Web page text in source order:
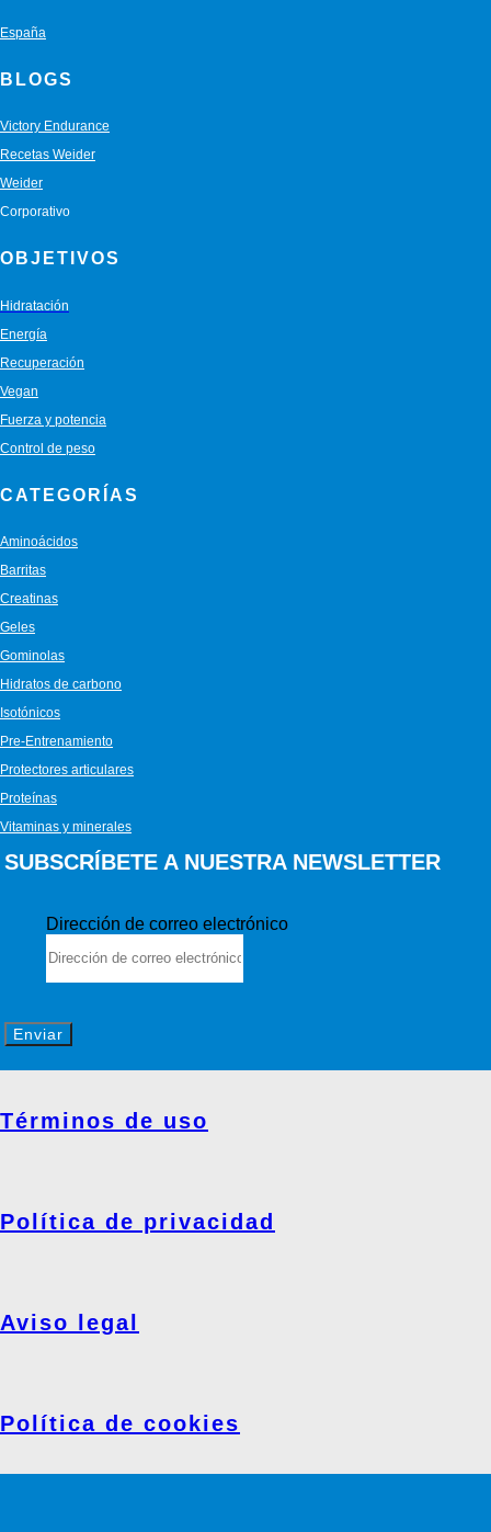
España
BLOGS
Victory Endurance
Recetas Weider
Weider
Corporativo
OBJETIVOS
Hidratación
Energía
Recuperación
Vegan
Fuerza y potencia
Control de peso
CATEGORÍAS
Aminoácidos
Barritas
Creatinas
Geles
Gominolas
Hidratos de carbono
Isotónicos
Pre-Entrenamiento
Protectores articulares
Proteínas
Vitaminas y minerales
SUBSCRÍBETE A NUESTRA NEWSLETTER
Dirección de correo electrónico
Enviar
Términos de uso
Política de privacidad
Aviso legal
Política de cookies